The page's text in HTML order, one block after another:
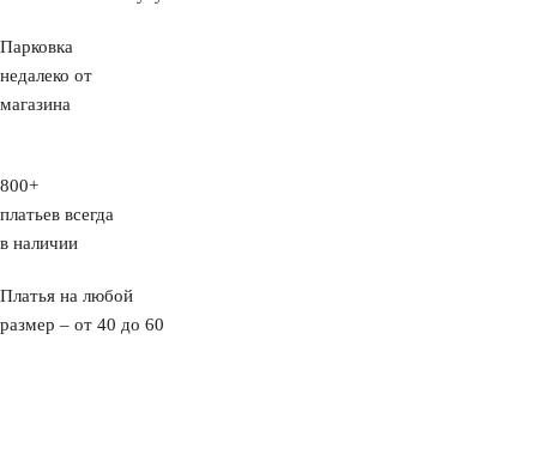
Парковка
недалеко от
магазина
800+
платьев всегда
в наличии
Платья на любой
размер – от 40 до 60